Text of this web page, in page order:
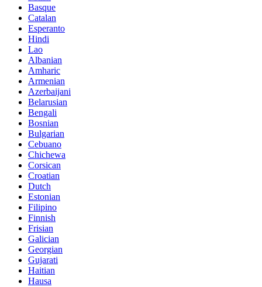
Basque
Catalan
Esperanto
Hindi
Lao
Albanian
Amharic
Armenian
Azerbaijani
Belarusian
Bengali
Bosnian
Bulgarian
Cebuano
Chichewa
Corsican
Croatian
Dutch
Estonian
Filipino
Finnish
Frisian
Galician
Georgian
Gujarati
Haitian
Hausa